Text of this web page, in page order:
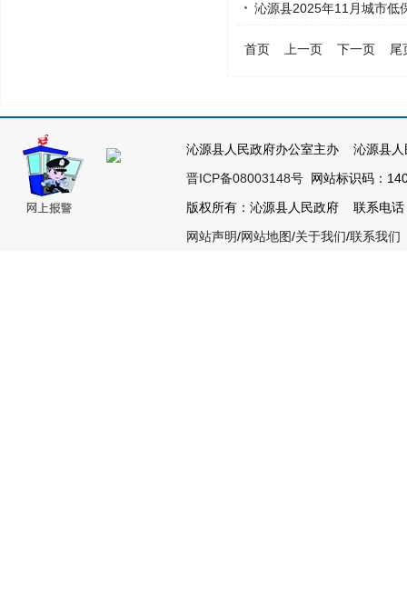
沁源县2025年11月城市低
首页 上一页 下一页
沁源县人民政府办公室主办 沁源县
晋ICP备08003148号 网站标识码：
版权所有：沁源县人民政府 联系电
网站声明/网站地图/关于我们/联系我们